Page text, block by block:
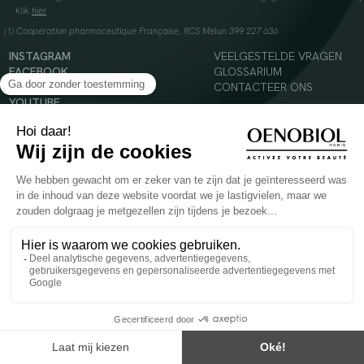
klik hier
(1) Coopération pharmaceutique Française, RCS Melun 399 227 636
INSTAGRAM
FACEBOOK
TIKTOK
YOUTUBE
VEELGESTELDE VRAGEN
GLOSSARIUM
CONTACTEER ONS
Voedingssupplement dat moet worden geconsumeerd als onderdeel van een gevarieerde,
evenwichtige voeding en een gezonde levensstijl. Aanbevolen dagelijkse dosis niet
overschrijden. Enkel voor volwassenen, buiten het bereik van kinderen houden.